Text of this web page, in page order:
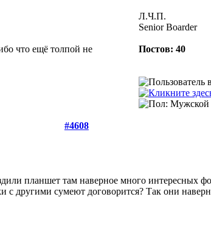
что ещё толпой не
Л.Ч.П.
Senior Boarder
Постов: 40
#4608
планшет там наверное много интересных
другими сумеют договорится? Так они